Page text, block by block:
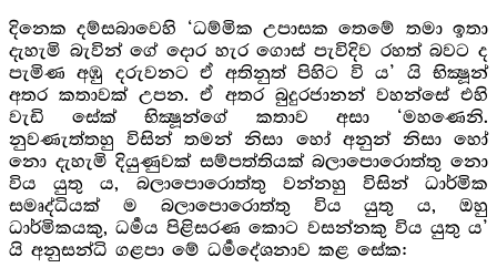
දිනෙක දම්සබාවෙහි ‘ධම්මික උපාසක තෙමේ තමා ඉතා
දැහැමි බැවින් ගේ දොර හැර ගොස් පැවිදිව රහත් බවට ද
පැමිණ අඹු දරුවනට ඒ අතිනුත් පිහිට වි ය’ යි භික්‍ෂූන්
අතර කතාවක් උපන. ඒ අතර බුදුරජානන් වහන්සේ එහි
වැඩි සේක් භික්‍ෂූන්ගේ කතාව අසා ‘මහණෙනි.
නුවණැත්තහු විසින් තමන් නිසා හෝ අනුන් නිසා හෝ
නො දැහැමි දියුණුවක් සම්පත්තියක් බලාපොරොත්තු නො
විය යුතු ය, බලාපොරොත්තු වන්නහු විසින් ධාර්මික
සමෘද්ධියක් ම බලාපොරොත්තු විය යුතු ය, ඔහු
ධාර්මිකයකු, ධර්‍මය පිළිසරණ කොට වසන්නකු විය යුතු ය’
යි අනුසන්ධි ගළපා මේ ධර්‍මදේශනාව කළ සේක: